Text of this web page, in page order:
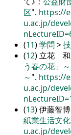
区 . https://
u.ac.jp/
(11)学問 >
(12) 立花 和
う春の花」
～ . https://
u.ac.jp/
(13) 伊藤智
紙業生活文
u.ac.jp/